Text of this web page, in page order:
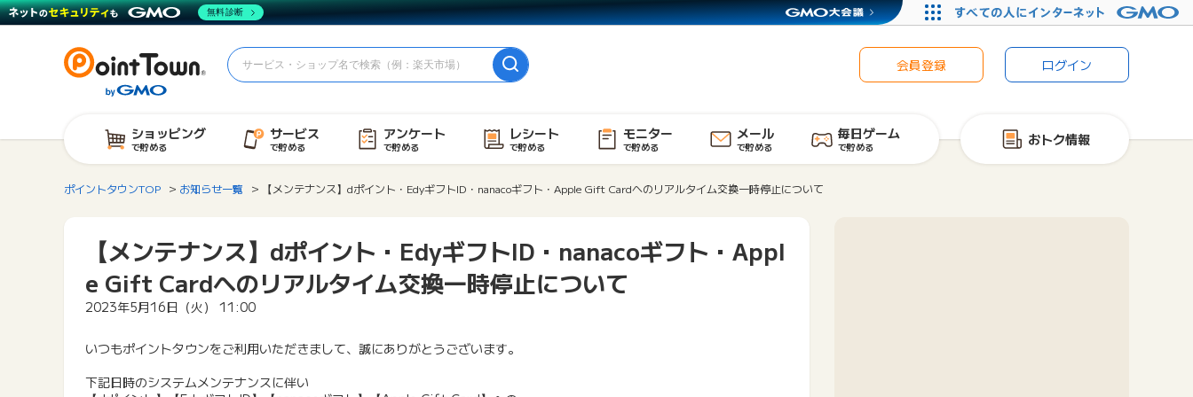
会員登録 ログイン
ショッピング
で貯める
サービス
で貯める
アンケート
で貯める
レシート
で貯める
モニター
で貯める
メール
で貯める
毎日ゲーム
で貯める おトク情報
ポイントタウンTOP お知らせ一覧 【メンテナンス】dポイント・EdyギフトID・nanacoギフト・Apple Gift Cardへのリアルタイム交換一時停止について
【メンテナンス】dポイント・EdyギフトID・nanacoギフト・Appl
e Gift Cardへのリアルタイム交換一時停止について
2023年5月16日（火） 11:00
いつもポイントタウンをご利用いただきまして、誠にありがとうございます。
下記日時のシステムメンテナンスに伴い
無料診断